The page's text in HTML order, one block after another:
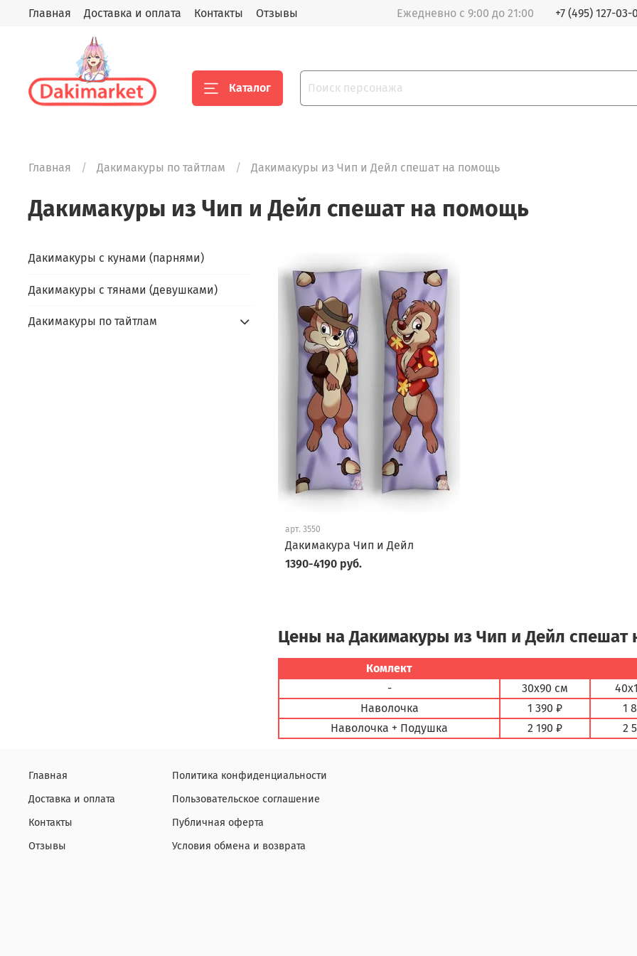
Главная Доставка и оплата Контакты Отзывы Ежедневно с 9:00 до 21:00 +7 (495) 127-
Каталог
Главная Дакимакуры по тайтлам Дакимакуры из Чип и Дейл спешат на помощь
Дакимакуры из Чип и Дейл спешат на помощь
арт.3550
Дакимакура Чип и Дейл
1390-4190 руб.
Цены на Дакимакуры из Чип и Дейл спешат
Комлект
-
30х90 см
Наволочка
1 390 ₽ 1
Наволочка + Подушка
2 190 ₽ 2
Дакимакуры с кунами (парнями)
Дакимакуры с тянами (девушками)
Дакимакуры по тайтлам
Главная
Доставка и оплата
Контакты
Отзывы
Политика конфиденциальности
Пользовательское соглашение
Публичная оферта
Условия обмена и возврата